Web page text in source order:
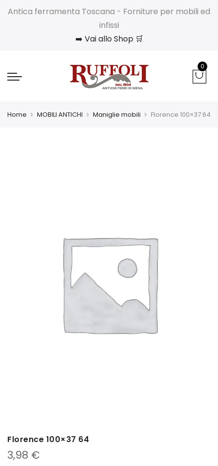
Antica ferramenta Toscana - Forniture per mobili ed
infissi
➡️ Vai allo Shop 🛒
0
Home MOBILI ANTICHI Maniglie mobili Florence 100×37 64
Florence 100×37 64
3,98 €